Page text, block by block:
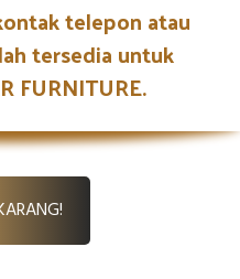
telepon atau
tersedia untuk
FURNITURE.